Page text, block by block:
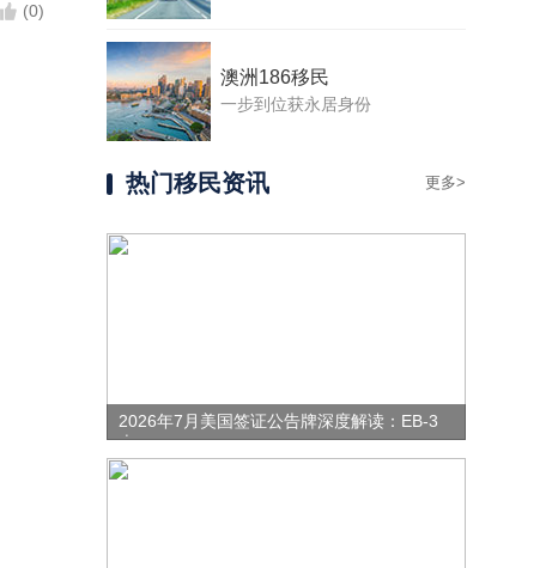
(0)
澳洲186移民
一步到位获永居身份
热门移民资讯 更多>
2026年7月美国签证公告牌深度解读：EB-3
表